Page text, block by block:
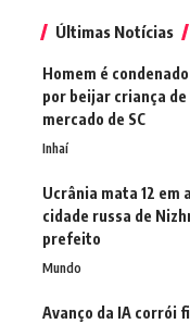
Últimas Notícias
Homem é
por beijar criança de
mercado de SC
Inhaí
Ucrânia mata 12 em
cidade russa de
prefeito
Mundo
Avanço da IA corrói